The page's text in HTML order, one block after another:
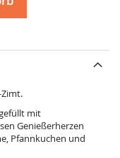
mit
Genießerherzen
Pfannkuchen und